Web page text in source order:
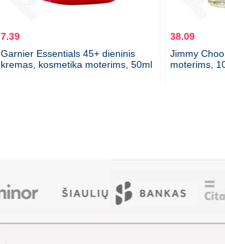
7.39
Garnier Essentials 45+ dieninis
kremas, kosmetika moterims, 50ml
38.09
Jimmy
moterims,